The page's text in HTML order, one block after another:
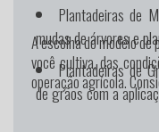
Plantadeiras de
mudas de árvores e
Plantadeiras de
de grãos com a
A escolha do modelo
você cultiva, das
operação agrícola.